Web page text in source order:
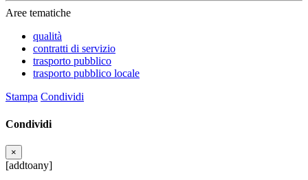
Aree tematiche
qualità
contratti di servizio
trasporto pubblico
trasporto pubblico locale
Stampa Condividi
Condividi
×
[addtoany]